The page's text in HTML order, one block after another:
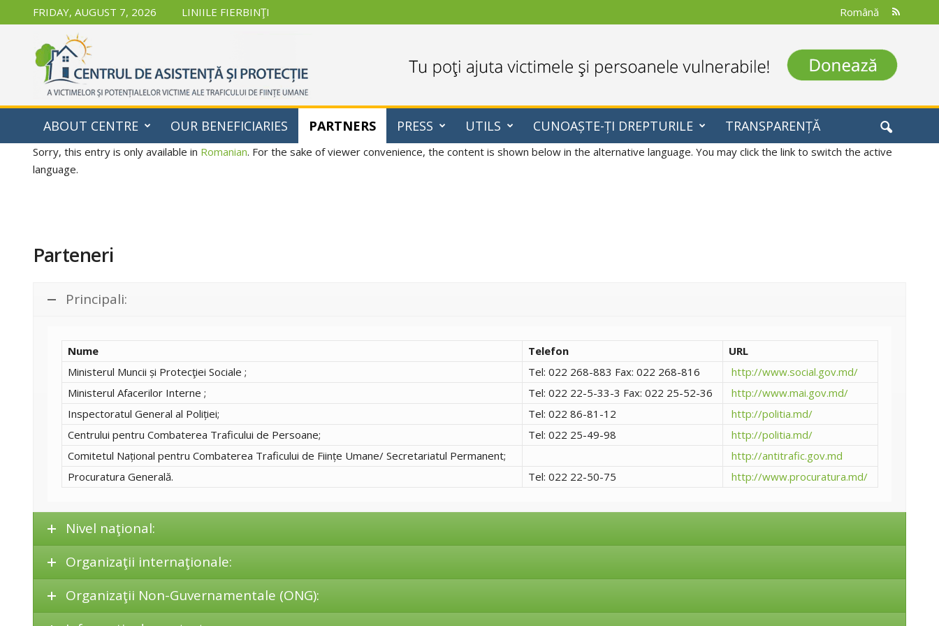
FRIDAY, AUGUST 7, 2026 LINIILE FIERBINŢI Română
CAPMD
ABOUT CENTRE OUR BENEFICIARIES PARTNERS PRESS UTILS CUNOAȘTE-ȚI DREPTURILE TRANSPARENȚĂ
Sorry, this entry is only available in Romanian. For the sake of viewer convenience, the content is shown below in the alternative language. You may click the link to switch the active
language.
Parteneri
Principali:
Nume Telefon
URL
Ministerul Muncii și Protecţiei Sociale ;
Tel: 022 268-883 Fax: 022 268-816
http://www.social.gov.md/
Ministerul Afacerilor Interne ;
Tel: 022 22-5-33-3 Fax: 022 25-52-36
http://www.mai.gov.md/
Inspectoratul General al Poliției;
Tel: 022 86-81-12
http://politia.md/
Centrului pentru Combaterea Traficului de Persoane;
Tel: 022 25-49-98
http://politia.md/
Comitetul Național pentru Combaterea Traficului de Ființe Umane/ Secretariatul Permanent;
http://antitrafic.gov.md
Procuratura Generală.
Tel: 022 22-50-75 http://www.procuratura.md/
Nivel naţional:
Organizaţii internaţionale:
Organizaţii Non-Guvernamentale (ONG):